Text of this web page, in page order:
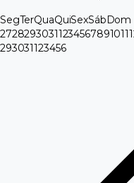
SegTerQuaQuiSexSábDom
27282930311234567891011
293031123456